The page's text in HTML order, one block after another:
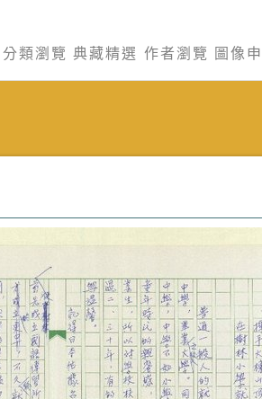
分類瀏覽 典藏精選 作者瀏覽 圖像